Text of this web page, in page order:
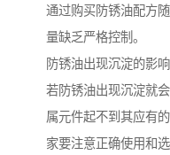
通过购买防锈油配方
量缺乏严格控制。
防锈油出现沉淀的影
若防锈油出现沉淀就
属元件起不到其应有
家要注意正确使用和选